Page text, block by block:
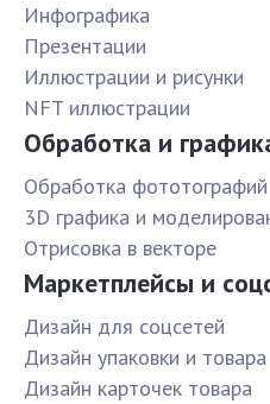
Инфографика
Презентации
Иллюстрации и рисунки
NFT иллюстрации
Обработка и
Обработка фототографий
3D графика и
Отрисовка в векторе
Маркетплейсы и
Дизайн для соцсетей
Дизайн упаковки и товара
Дизайн карточек товара